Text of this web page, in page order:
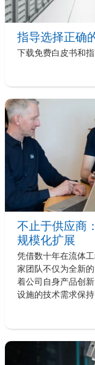
指导选择正确
下载免费白皮书和
不止于供应商
规模化扩展
凭借数十年在流体
家团队不仅为全新
着公司自身产品创
设施的技术需求保